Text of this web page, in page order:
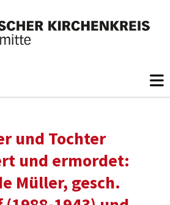
und Tochter
und ermordet:
Müller, gesch.